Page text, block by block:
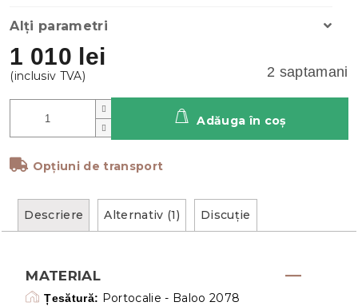
1 010 lei
2 saptamani
Opțiuni de transport
Adăuga în coş
Alți parametri
Descriere Alternativ (1) Discuţie
MATERIAL
Țesătură: Portocalie - Baloo 2078